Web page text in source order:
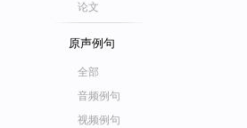
论文
原声例句
全部
音频例句
视频例句